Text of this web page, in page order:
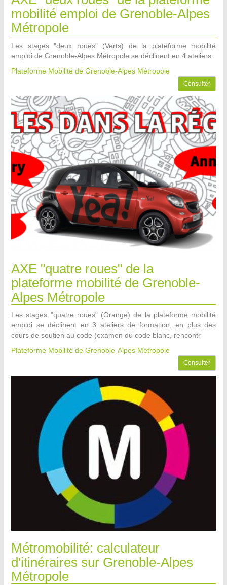
mobilité emploi de Grenoble-Alpes
Métropole
Les stages "deux roues" (Verts) de la plateforme mobilité
emploi de Grenoble-Alpes Métropole se déclinent en 4 ateliers:
Plateforme Mobilité de Grenoble-Alpes Métropole
Consulter
AXE "quatre roues" de la
plateforme mobilité de Grenoble-
Alpes Métropole
Les stages "quatre roues" (Orange) de la plateforme mobilité
emploi se déclinent en 3 ateliers de formation, en plus des
cours de soutien au code (examen du code blanc, rencontr
Plateforme Mobilité de Grenoble-Alpes Métropole
Consulter
Métromobilité: calculateur
d'itinéraires sur Grenoble-Alpes
Métropole